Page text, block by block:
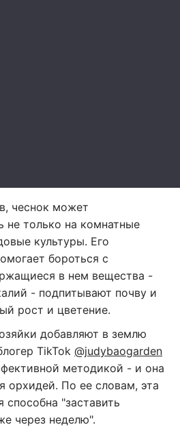
чеснок может
не только на комнатные
культуры. Его
бороться с
в нем вещества -
- подпитывают почву и
рост и цветение.
добавляют в землю
TikTok @judybaogarden
методикой - и она
орхидей. По ее словам, эта
способна "заставить
через неделю".